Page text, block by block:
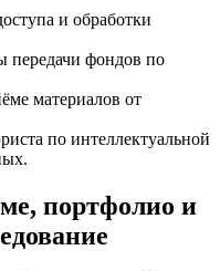
и обработки
передачи фондов по
материалов от
по интеллектуальной
портфолио и